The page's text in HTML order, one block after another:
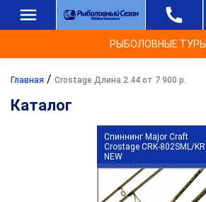
РЫБОЛОВНЫЕ ТУРЫ
Главная / Crostage Длина 2.44 от 7 900 р.
Каталог
Спиннинг Major Craft
Crostage CRK-802SML/KR
NEW